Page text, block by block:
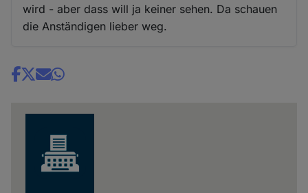
wird - aber dass will ja keiner sehen. Da schauen
die Anständigen lieber weg.
Share